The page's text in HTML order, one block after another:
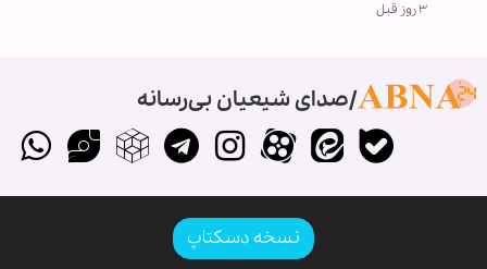
۳ روز قبل
صدای شیعیان بی‌رسانه
نسخه دسکتاپ